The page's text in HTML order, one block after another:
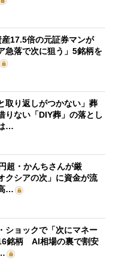
産17.5倍の元証券マンが
急落で次に狙う」5銘柄を
取り返しがつかない」葬
りない「DIY葬」の落とし
…
超・かんちさんが厳
クシアの次」に資金が流
…
ショックで「次にマネー
銘柄 AI相場の裏で割安